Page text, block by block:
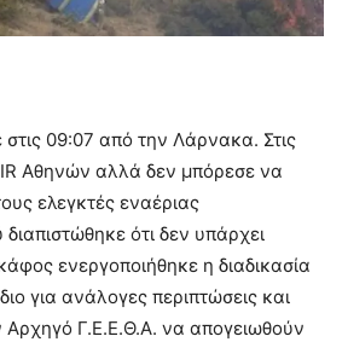
09:07 από την Λάρνακα. Στις
Αθηνών αλλά δεν μπόρεσε να
ελεγκτές εναέριας
ότι δεν υπάρχει
ενεργοποιήθηκε η διαδικασία
για ανάλογες περιπτώσεις και
Αρχηγό Γ.Ε.Ε.Θ.Α. να απογειωθούν